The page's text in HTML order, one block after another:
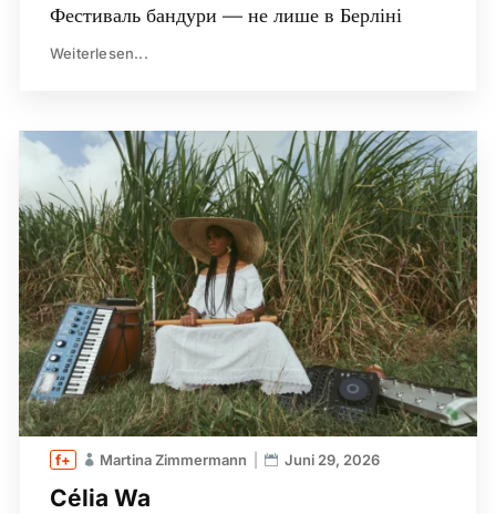
Фестиваль бандури — не лише в Берліні
Weiterlesen...
Célia Wa
Martina Zimmermann Juni 29, 2026